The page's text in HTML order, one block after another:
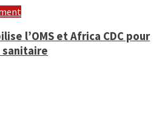
l’OMS et Africa CDC pour